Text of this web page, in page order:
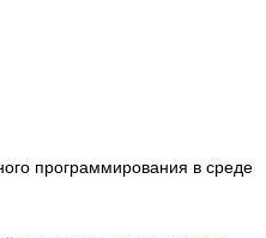
программирования в среде